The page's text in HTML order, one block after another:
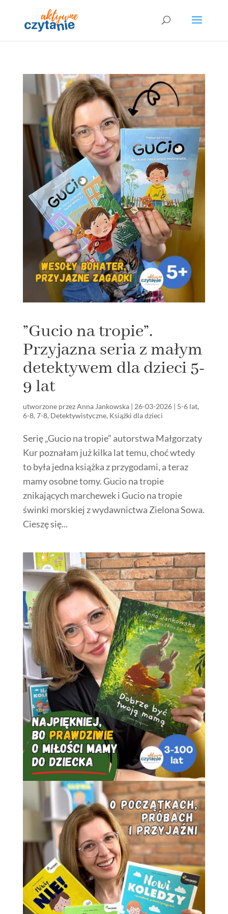
”Gucio na tropie”.
Przyjazna seria z małym
detektywem dla dzieci 5-
9 lat
utworzone przezAnna Jankowska| 26-03-2026| 5-6 lat,
6-8, 7-8, Detektywistyczne, Książki dla dzieci
Serię „Gucio na tropie” autorstwa Małgorzaty
Kur poznałam już kilka lat temu, choć wtedy
to była jedna książka z przygodami, a teraz
mamy osobne tomy. Gucio na tropie
znikających marchewek i Gucio na tropie
świnki morskiej z wydawnictwa Zielona Sowa.
Cieszę się...